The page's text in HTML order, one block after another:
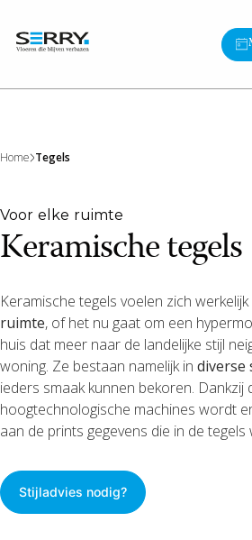
Home Tegels
Voor elke ruimte
Keramische tegels
Keramische tegels voelen zich
ruimte, of het nu gaat om een
huis dat meer naar de landelijke stijl
woning. Ze bestaan namelijk in diverse
ieders smaak kunnen bekoren. Dankzij
hoogtechnologische machines wordt
aan de prints gegevens die in de tegels
Stijladvies nodig?